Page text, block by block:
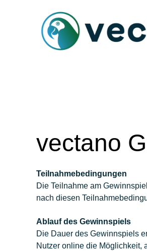
vectano
Teilnahmebedingungen
Die Teilnahme am
nach diesen
Ablauf des Gewinnspiels
Die Dauer des Gewinnspiels
Nutzer online die Möglichkeit,